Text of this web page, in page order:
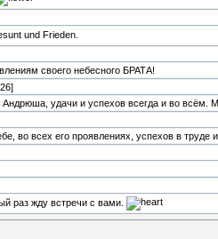
und Frieden.
своего небесного БРАТА!
удачи и успехов всегда и во всём.
во всех его проявлениях, успехов в труде
раз жду встречи с вами.